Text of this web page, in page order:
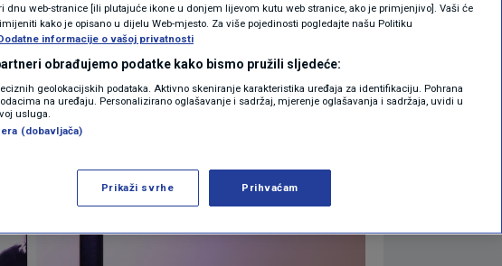
KLIMATSKE PROMJENE
FOTO
VIDEO
Više
dnu web-stranice [ili plutajuće ikone u donjem lijevom kutu web stranice, ako je primjenjivo]. Vaši će
kako je opisano u dijelu Web-mjesto. Za više pojedinosti pogledajte našu Politiku
informacije o vašoj privatnosti
obrađujemo podatke kako bismo pružili sljedeće:
geolokacijskih podataka. Aktivno skeniranje karakteristika uređaja za identifikaciju. Pohrana
na uređaju. Personalizirano oglašavanje i sadržaj, mjerenje oglašavanja i sadržaja, uvidi u
usluga.
(dobavljača)
Prikaži svrhe Prihvaćam